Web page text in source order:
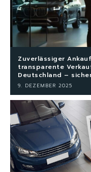
Zuverlässiger
transparente
Deutschland –
9. DEZEMBER 2025